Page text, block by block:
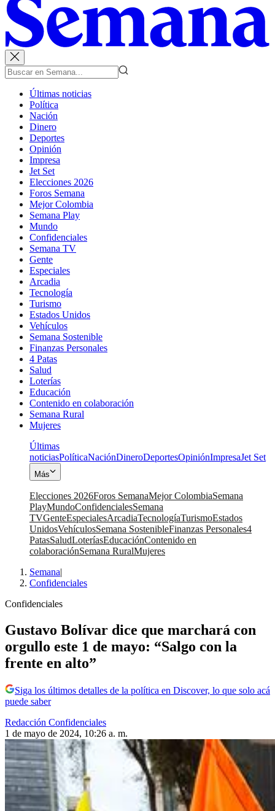
Últimas noticias
Política
Nación
Dinero
Deportes
Opinión
Impresa
Jet Set
Elecciones 2026
Foros Semana
Mejor Colombia
Semana Play
Mundo
Confidenciales
Semana TV
Gente
Especiales
Arcadia
Tecnología
Turismo
Estados Unidos
Vehículos
Semana Sostenible
Finanzas Personales
4 Patas
Salud
Loterías
Educación
Contenido en colaboración
Semana Rural
Mujeres
Últimas
noticiasPolíticaNaciónDineroDeportesOpiniónImpresaJet Set
Más
Elecciones 2026Foros SemanaMejor ColombiaSemana
PlayMundoConfidencialesSemana
TVGenteEspecialesArcadiaTecnologíaTurismoEstados
UnidosVehículosSemana SostenibleFinanzas Personales4
PatasSaludLoteríasEducaciónContenido en
colaboraciónSemana RuralMujeres
Semana|
Confidenciales
Confidenciales
Gustavo Bolívar dice que marchará con
orgullo este 1 de mayo: “Salgo con la
frente en alto”
Siga los últimos detalles de la política en Discover, lo que solo acá
puede saber
Redacción Confidenciales
1 de mayo de 2024, 10:26 a. m.